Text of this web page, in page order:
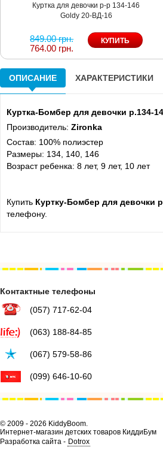
Куртка для девочки р-р 134-146
Goldy 20-ВД-16
849.00 грн.
764.00 грн.
ОПИСАНИЕ ХАРАКТЕРИСТИКИ
Куртка-Бомбер для девочки р.134-
Производитель: Zironka
Состав: 100% полиэстер
Размеры: 134, 140, 146
Возраст ребенка: 8 лет, 9 лет, 10 лет
Купить Куртку-Бомбер для девочки
телефону.
Контактные телефоны
(057) 717-62-04
(063) 188-84-85
(067) 579-58-86
(099) 646-10-60
© 2009 - 2026 KiddyBoom.
Интернет-магазин детских товаров КиддиБум
Разработка сайта - Dotrox